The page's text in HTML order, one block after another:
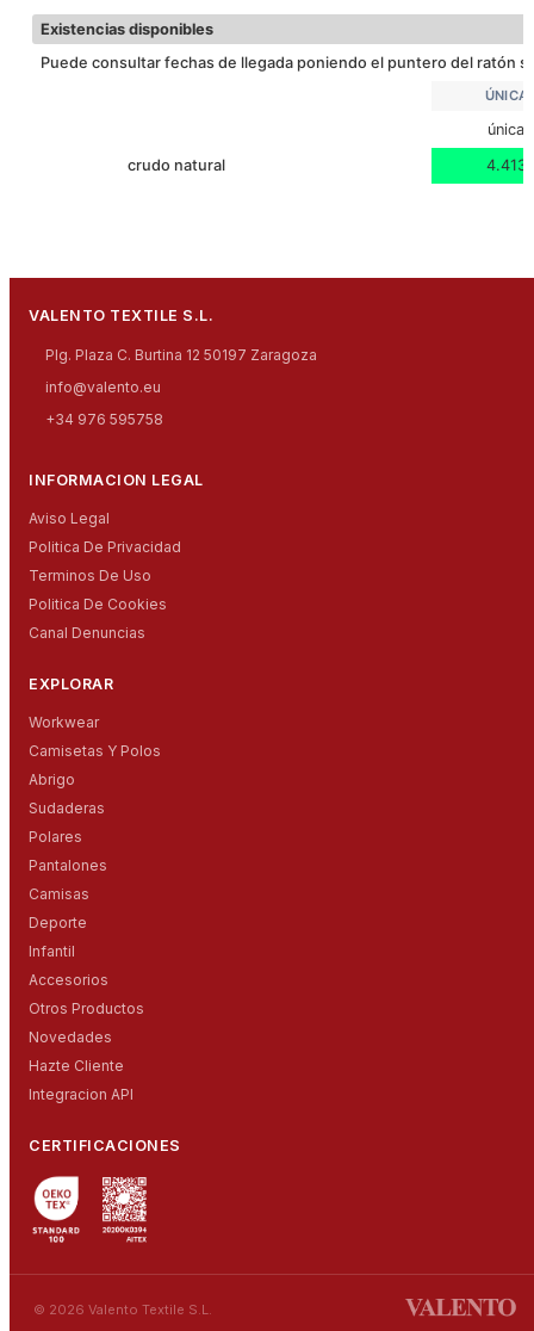
Existencias disponibles
Puede consultar fechas de llegada poniendo el puntero del ratón
ÚNICA
única
crudo natural
4.413
VALENTO TEXTILE S.L.
Plg. Plaza C. Burtina 12 50197 Zaragoza
info@valento.eu
+34 976 595758
INFORMACION LEGAL
Aviso Legal
Politica De Privacidad
Terminos De Uso
Politica De Cookies
Canal Denuncias
EXPLORAR
Workwear
Camisetas Y Polos
Abrigo
Sudaderas
Polares
Pantalones
Camisas
Deporte
Infantil
Accesorios
Otros Productos
Novedades
Hazte Cliente
Integracion API
CERTIFICACIONES
© 2026 Valento Textile S.L.